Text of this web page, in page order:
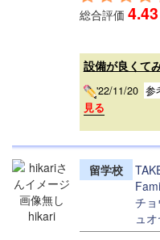
総合評価 4.43
設備が良くて
'22/11/20 参
見る
hikari
留学校
チ
ュ